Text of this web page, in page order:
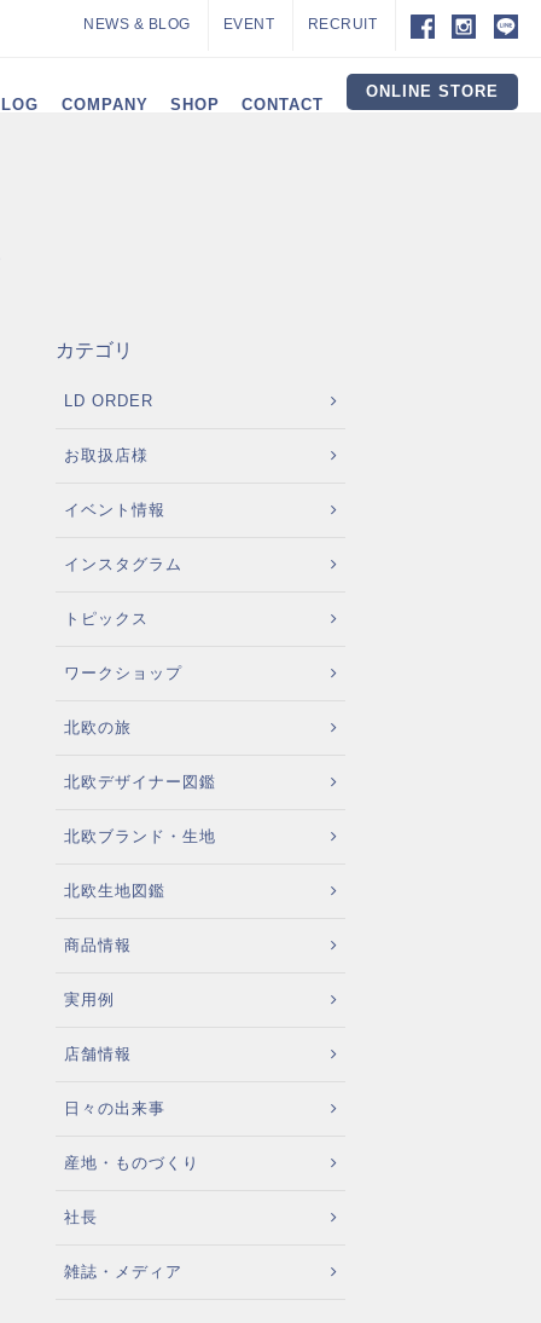
NEWS & BLOG EVENT RECRUIT
COMPANY SHOP CONTACT
ONLINE STORE
カテゴリ
LD ORDER
お取扱店様
イベント情報
インスタグラム
トピックス
ワークショップ
北欧の旅
北欧デザイナー図鑑
北欧ブランド・生地
北欧生地図鑑
商品情報
実用例
店舗情報
日々の出来事
産地・ものづくり
社長
雑誌・メディア